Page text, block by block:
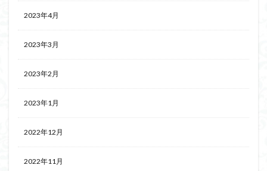
2023年4月
2023年3月
2023年2月
2023年1月
2022年12月
2022年11月